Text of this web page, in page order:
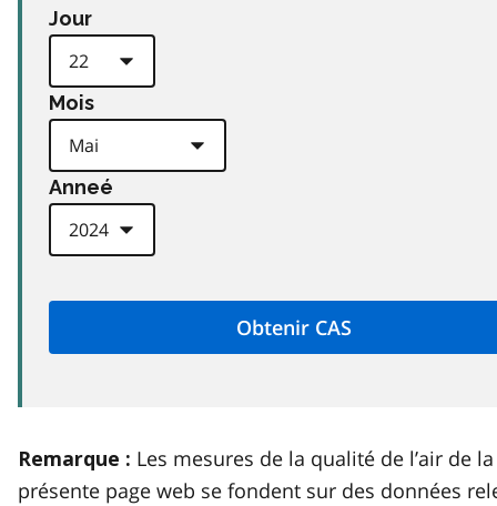
Jour
Mois
Anneé
Remarque : Les mesures de la qualité de l’air de la
présente page web se fondent sur des données